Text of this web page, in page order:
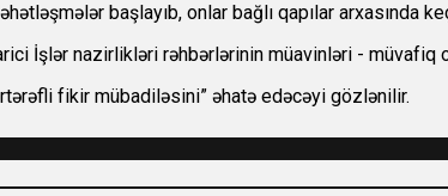
başlayıb, onlar bağlı qapılar arxasında
İşlər nazirlikləri rəhbərlərinin müavinləri - müvafiq
fikir mübadiləsini” əhatə edəcəyi gözlənilir.